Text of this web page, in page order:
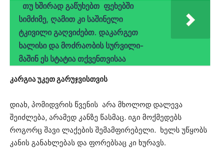
თუ ხშირად გაწუხებთ ფეხებში
სიმძიმე, ღამით კი საშინელი
ტკივილი გაღვიძებთ. დაკარგეთ
ხალისი და მოძრაობის სურვილი-
მაშინ ეს სტატია თქვენთვისაა
კარგია უკეთ გარუჯვისთვის
დიახ, პომიდვრის წვენის არა მხოლოდ დალევა
შეიძლება, არამედ კანზე წასმაც. იგი მოქმედებს
როგორც შავი ლაქების შემამფირებელი. ხელს უწყობს
კანის განახლებას და ფორებსაც კი ხურავს.